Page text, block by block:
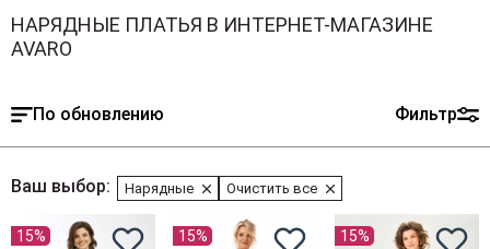
НАРЯДНЫЕ ПЛАТЬЯ В ИНТЕРНЕТ-МАГАЗИНЕ
AVARO
По обновлению Фильтр
Ваш выбор: Нарядные Очистить все
15% 15% 15%